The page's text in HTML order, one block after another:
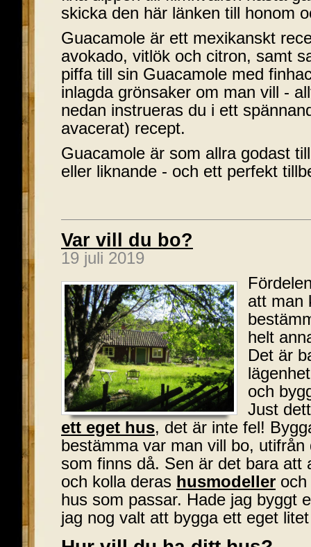
skicka den här länken till honom
Guacamole är ett mexikanskt
avokado, vitlök och citron, samt
piffa till sin Guacamole med
inlagda grönsaker om man vill -
nedan instrueras du i ett
avacerat) recept.
Guacamole är som allra godast
eller liknande - och ett perfekt
Var vill du bo?
19 juli 2019
att man
helt
Det är
och
Just
ett eget hus, det är inte fel!
bestämma var man vill bo,
som finns då. Sen är det bara att
och kolla deras husmodeller
hus som passar. Hade jag byggt
jag nog valt att bygga ett eget